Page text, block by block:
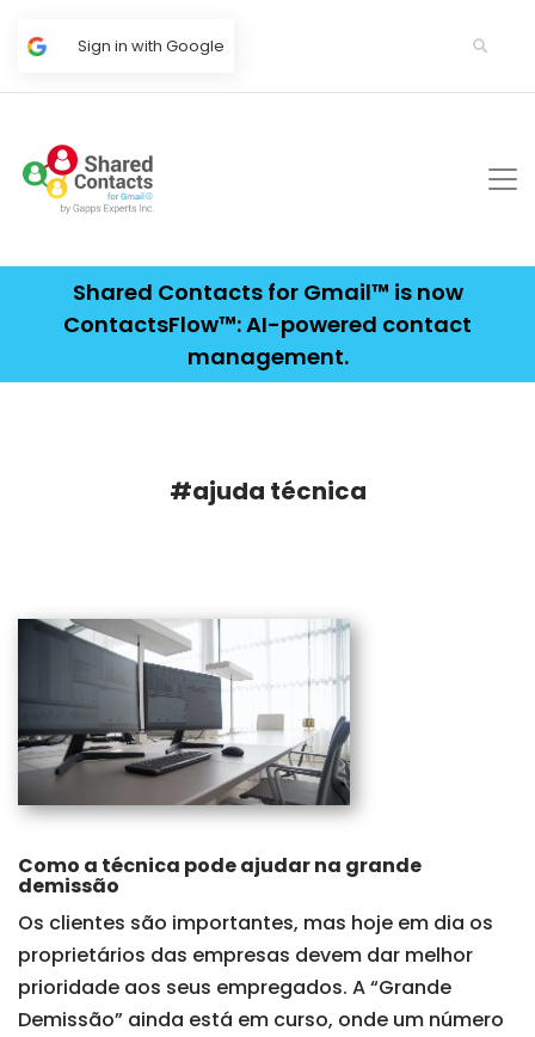
Sign in with Google
Shared Contacts for Gmail™ is now
ContactsFlow™: AI-powered contact
management.
#ajuda técnica
Como a técnica pode ajudar na grande
demissão
Os clientes são importantes, mas hoje em dia os
proprietários das empresas devem dar melhor
prioridade aos seus empregados. A “Grande
Demissão” ainda está em curso, onde um número